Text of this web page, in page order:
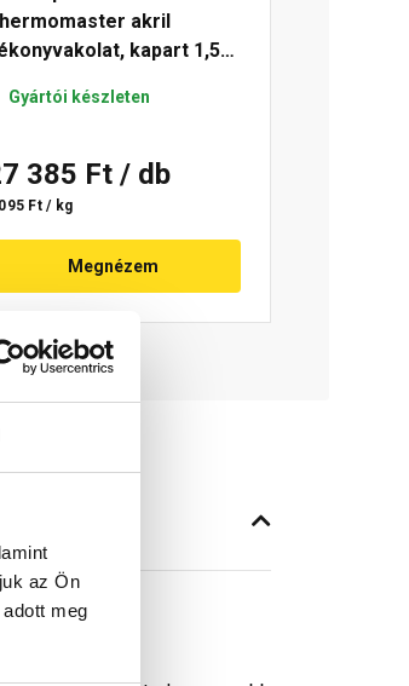
az Ön
meg
akril
kapart 1,5
Gyártói készleten
385 Ft / db
Ft / kg
Megnézem